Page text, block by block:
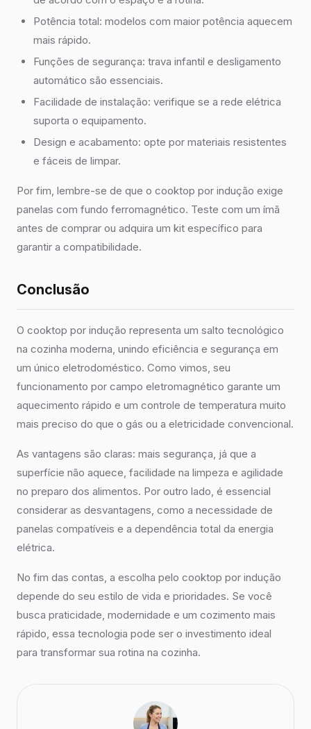
Potência total: modelos com maior potência aquecem
mais rápido.
Funções de segurança: trava infantil e desligamento
automático são essenciais.
Facilidade de instalação: verifique se a rede elétrica
suporta o equipamento.
Design e acabamento: opte por materiais resistentes
e fáceis de limpar.
Por fim, lembre-se de que o cooktop por indução exige
panelas com fundo ferromagnético. Teste com um ímã
antes de comprar ou adquira um kit específico para
garantir a compatibilidade.
Conclusão
O cooktop por indução representa um salto tecnológico
na cozinha moderna, unindo eficiência e segurança em
um único eletrodoméstico. Como vimos, seu
funcionamento por campo eletromagnético garante um
aquecimento rápido e um controle de temperatura muito
mais preciso do que o gás ou a eletricidade convencional.
As vantagens são claras: mais segurança, já que a
superfície não aquece, facilidade na limpeza e agilidade
no preparo dos alimentos. Por outro lado, é essencial
considerar as desvantagens, como a necessidade de
panelas compatíveis e a dependência total da energia
elétrica.
No fim das contas, a escolha pelo cooktop por indução
depende do seu estilo de vida e prioridades. Se você
busca praticidade, modernidade e um cozimento mais
rápido, essa tecnologia pode ser o investimento ideal
para transformar sua rotina na cozinha.